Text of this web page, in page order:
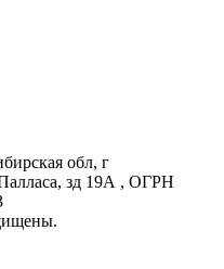
обл, г
зд 19А , ОГРН